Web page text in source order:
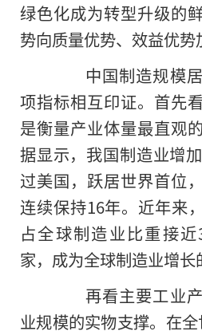
绿色化成为转型升级的
势向质量优势、效益优势
中国制造规模居
项指标相互印证。首先
是衡量产业体量最直观
据显示，我国制造业增
过美国，跃居世界首位
连续保持16年。近年来
占全球制造业比重接
家，成为全球制造业增长
再看主要工业产
业规模的实物支撑。在